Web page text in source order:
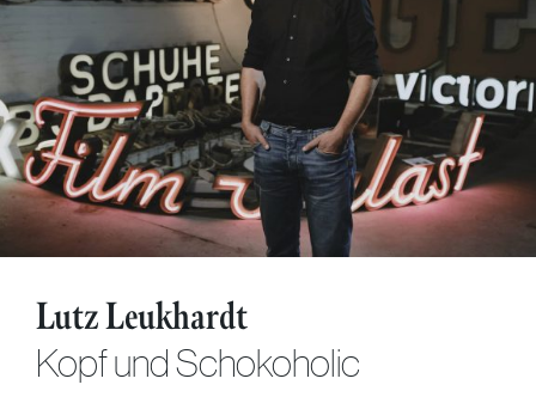
Lutz Leukhardt
Kopf und Schokoholic